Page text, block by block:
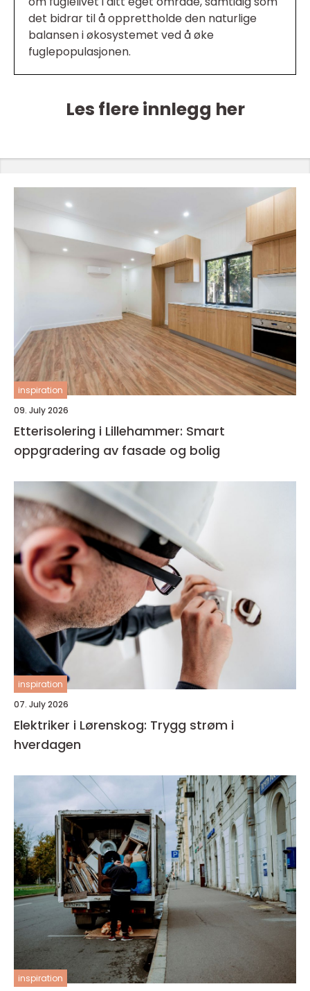
det bidrar til å opprettholde den naturlige
balansen i økosystemet ved å øke
fuglepopulasjonen.
Les flere innlegg her
inspiration
09. July 2026
Etterisolering i Lillehammer: Smart
oppgradering av fasade og bolig
inspiration
07. July 2026
Elektriker i Lørenskog: Trygg strøm i
hverdagen
inspiration